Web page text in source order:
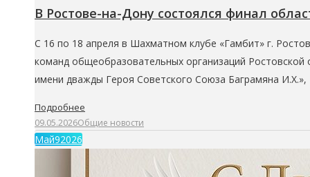
В Ростове-на-Дону состоялся финал
С 16 по 18 апреля в Шахматном клубе «Гамбит» г.
команд общеобразовательных организаций
имени дважды Героя Советского Союза Баграмяна
Подробнее
09.05.2026Общие новости
Май92026